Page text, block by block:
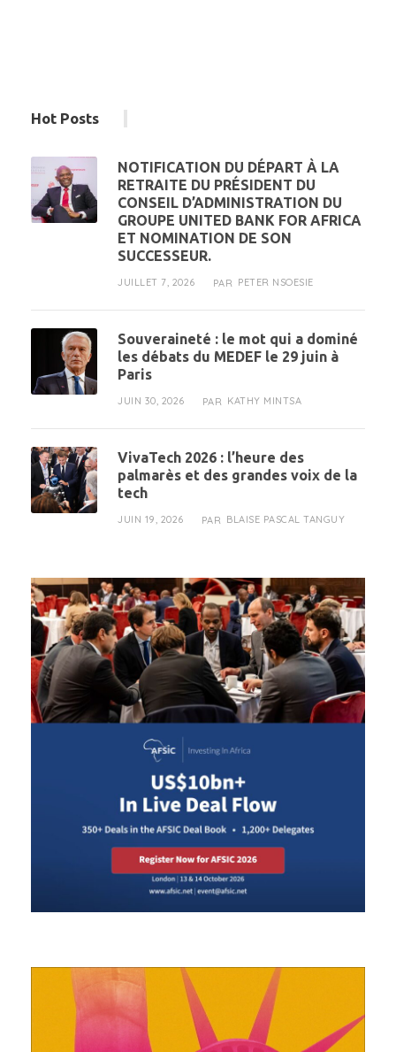
Hot Posts
NOTIFICATION DU DÉPART À LA
RETRAITE DU PRÉSIDENT DU
CONSEIL D’ADMINISTRATION DU
GROUPE UNITED BANK FOR AFRICA
ET NOMINATION DE SON
SUCCESSEUR.
JUILLET 7, 2026 PAR PETER NSOESIE
Souveraineté : le mot qui a dominé
les débats du MEDEF le 29 juin à
Paris
JUIN 30, 2026 PAR KATHY MINTSA
VivaTech 2026 : l’heure des
palmarès et des grandes voix de la
tech
JUIN 19, 2026 PAR BLAISE PASCAL TANGUY